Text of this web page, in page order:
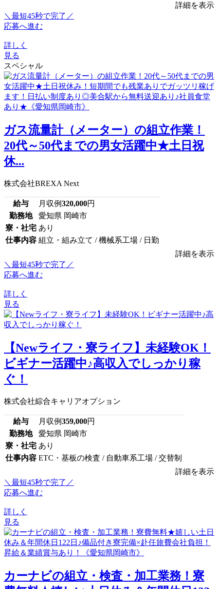
詳細を表示
＼最短45秒で完了／
応募へ進む
詳しく
見る
スペシャル
ガス流量計（メーター）の組立作業！
20代～50代までの男女活躍中★土日祝
休...
株式会社BREXA Next
給与 月収例320,000円
勤務地
愛知県 岡崎市
寮・社宅 あり
仕事内容 組立・組み立て / 機械系工場 / 日勤
詳細を表示
＼最短45秒で完了／
応募へ進む
詳しく
見る
【Newライフ・寮ライフ】未経験OK！
ビギナー活躍中♪高収入でしっかり稼
ぐ！
株式会社綜合キャリアオプション
給与 月収例359,000円
勤務地
愛知県 岡崎市
寮・社宅 あり
仕事内容 ETC・基板の検査 / 自動車系工場 / 交替制
詳細を表示
＼最短45秒で完了／
応募へ進む
詳しく
見る
カーナビの組立・検査・加工業務！寮